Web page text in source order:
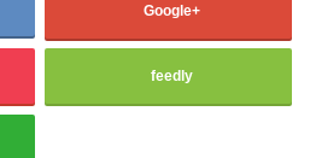
Google+
feedly